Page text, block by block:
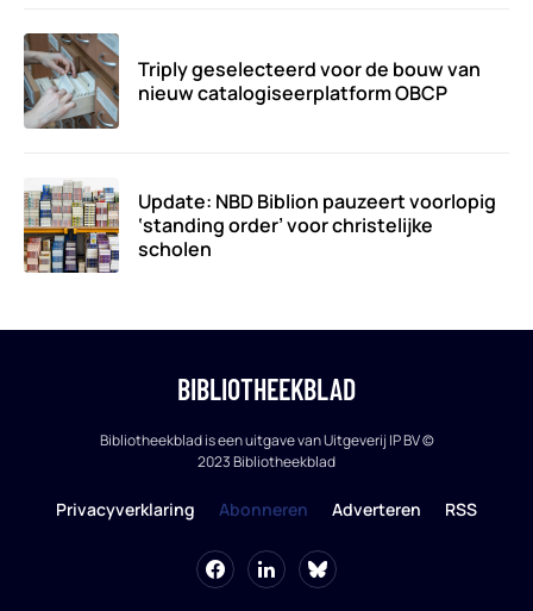
Triply geselecteerd voor de bouw van
nieuw catalogiseerplatform OBCP
Update: NBD Biblion pauzeert voorlopig
‘standing order’ voor christelijke
scholen
BIBLIOTHEEKBLAD
Bibliotheekblad is een uitgave van Uitgeverij IP BV ©
2023 Bibliotheekblad
Privacyverklaring Abonneren Adverteren RSS